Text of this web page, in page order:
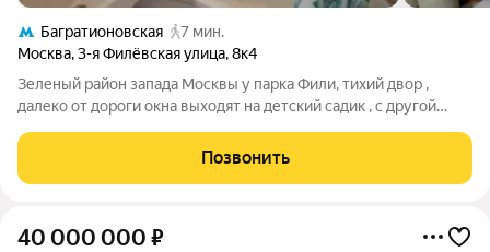
Багратионовская
7 мин.
Москва,3-я Филёвская улица,8к4
Зеленый район запада Москвы у парка Фили, тихий двор ,
далеко от дороги окна выходят на детский садик , с другой
пешком до метро Багратионовская 5 минут езды до Москва-
Сити Уютная квартира две
Позвонить
40 000 000 ₽